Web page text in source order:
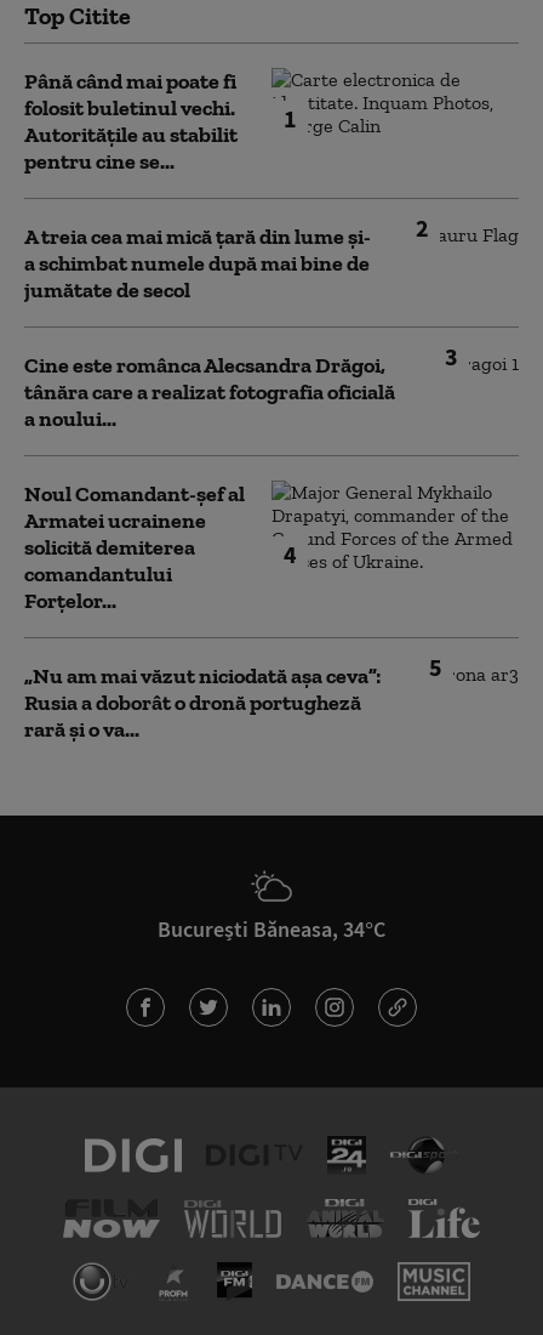
Top Citite
1
Până când mai poate fi
folosit buletinul vechi.
Autoritățile au stabilit
pentru cine se...
2
A treia cea mai mică țară din lume și-
a schimbat numele după mai bine de
jumătate de secol
3
Cine este românca Alecsandra Drăgoi,
tânăra care a realizat fotografia oficială
a noului...
4
Noul Comandant-șef al
Armatei ucrainene
solicită demiterea
comandantului
Forțelor...
5
„Nu am mai văzut niciodată așa ceva”:
Rusia a doborât o dronă portugheză
rară și o va...
București Băneasa, 34°C